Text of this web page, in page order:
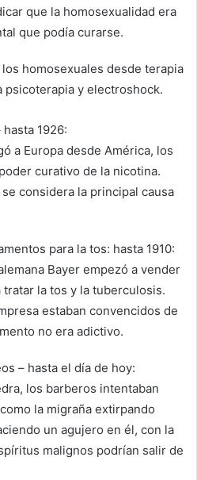
que la homosexualidad era
que podía curarse.
homosexuales desde terapia
psicoterapia y electroshock.
1926:
a Europa desde América, los
curativo de la nicotina.
considera la principal causa
para la tos: hasta 1910:
Bayer empezó a vender
tratar la tos y la tuberculosis.
estaban convencidos de
no era adictivo.
– hasta el día de hoy:
los barberos intentaban
la migraña extirpando
un agujero en él, con la
malignos podrían salir de